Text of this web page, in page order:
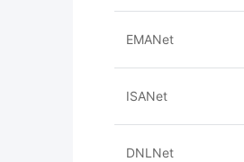
EMANet
ISANet
DNLNet